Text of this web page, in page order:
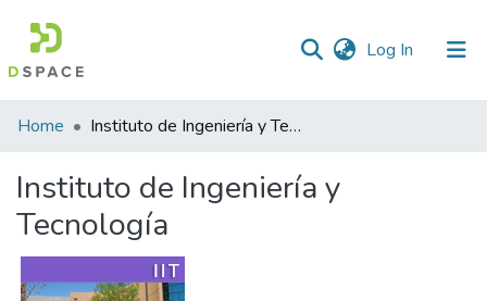
Log In (current)
Statistics
Home Instituto de Ingeniería y Tecnología
Instituto de Ingeniería y
Tecnología